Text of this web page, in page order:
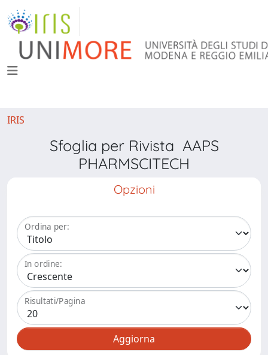
IRIS
Sfoglia per Rivista AAPS
PHARMSCITECH
Opzioni
Ordina per:
In ordine:
Risultati/Pagina